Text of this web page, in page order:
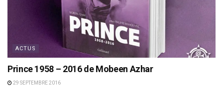
ACTUS
Prince 1958 – 2016 de Mobeen Azhar
29 SEPTEMBRE 2016